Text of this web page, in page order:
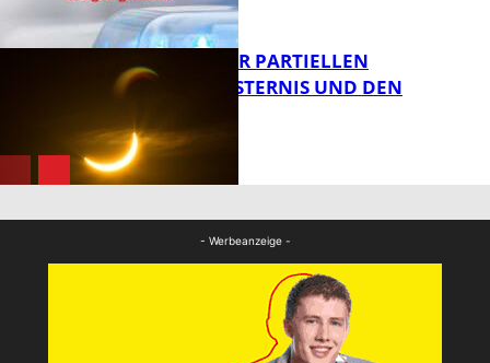
VORTRAG ZUR PARTIELLEN
SONNENFINSTERNIS UND DEN
PERSEIDEN
- Werbeanzeige -